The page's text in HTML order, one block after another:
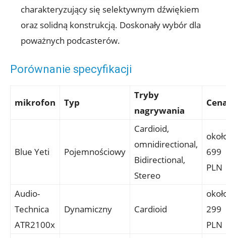
charakteryzujący się selektywnym dźwiękiem
oraz solidną konstrukcją. Doskonały wybór dla
poważnych podcasterów.
Porównanie specyfikacji
mikrofon Typ
Tryby
nagrywania
Blue Yeti Pojemnościowy
Cardioid,
omnidirectional,
Bidirectional,
Stereo
699
PLN
Audio-
Technica
ATR2100x
Dynamiczny Cardioid
299
PLN